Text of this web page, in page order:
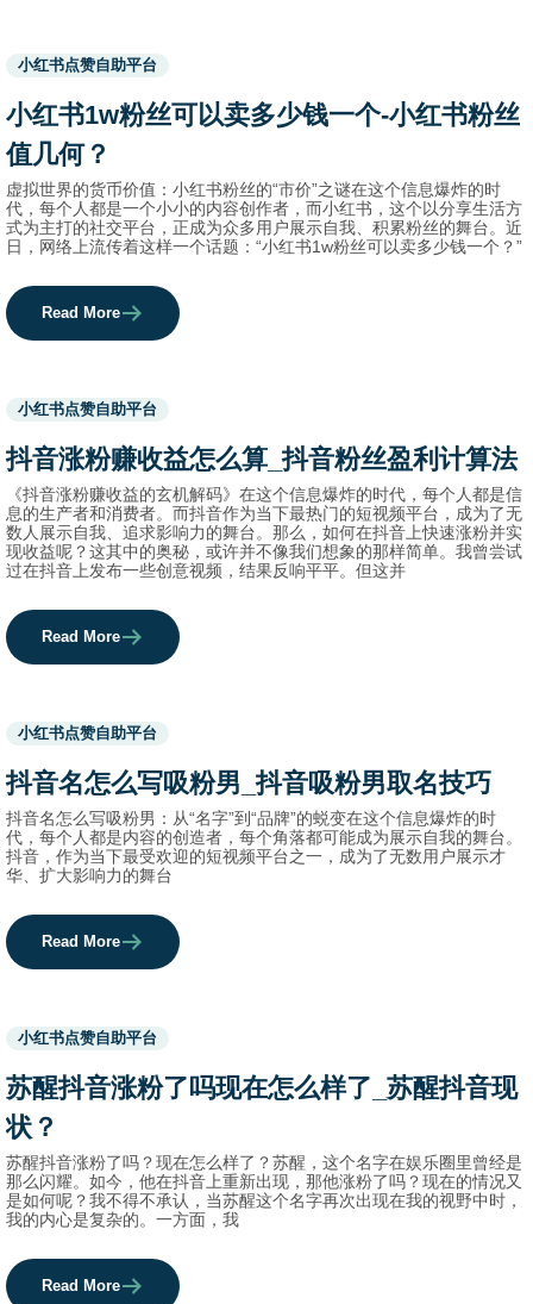
Used
before
names.
小红书点赞自助平台
小红书1w粉丝可以卖多少钱一个-小红书粉丝
值几何？
虚拟世界的货币价值：小红书粉丝的“市价”之谜在这个信息爆炸的时
代，每个人都是一个小小的内容创作者，而小红书，这个以分享生活方
式为主打的社交平台，正成为众多用户展示自我、积累粉丝的舞台。近
日，网络上流传着这样一个话题：“小红书1w粉丝可以卖多少钱一个？”
Read More
Used
before
category
names.
小红书点赞自助平台
抖音涨粉赚收益怎么算_抖音粉丝盈利计算法
《抖音涨粉赚收益的玄机解码》在这个信息爆炸的时代，每个人都是信
息的生产者和消费者。而抖音作为当下最热门的短视频平台，成为了无
数人展示自我、追求影响力的舞台。那么，如何在抖音上快速涨粉并实
现收益呢？这其中的奥秘，或许并不像我们想象的那样简单。我曾尝试
过在抖音上发布一些创意视频，结果反响平平。但这并
Read More
Used
before
category
names.
小红书点赞自助平台
抖音名怎么写吸粉男_抖音吸粉男取名技巧
抖音名怎么写吸粉男：从“名字”到“品牌”的蜕变在这个信息爆炸的时
代，每个人都是内容的创造者，每个角落都可能成为展示自我的舞台。
抖音，作为当下最受欢迎的短视频平台之一，成为了无数用户展示才
华、扩大影响力的舞台
Read More
Used
before
names.
小红书点赞自助平台
苏醒抖音涨粉了吗现在怎么样了_苏醒抖音现
状？
苏醒抖音涨粉了吗？现在怎么样了？苏醒，这个名字在娱乐圈里曾经是
那么闪耀。如今，他在抖音上重新出现，那他涨粉了吗？现在的情况又
是如何呢？我不得不承认，当苏醒这个名字再次出现在我的视野中时，
我的内心是复杂的。一方面，我
Read More